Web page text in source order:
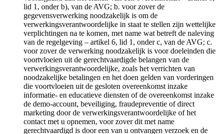
lid 1, onder b), van de AVG; b. voor zover de
gegevensverwerking noodzakelijk is om de
verwerkingsverantwoordelijke in staat te stellen zijn wettelijke
verplichtingen na te komen, met name wat betreft de naleving
van de regelgeving – artikel 6, lid 1, onder c, van de AVG; c.
voor zover de verwerking noodzakelijk is voor doeleinden die
voortvloeien uit de gerechtvaardigde belangen van de
verwerkingsverantwoordelijke, zoals het verrichten van
noodzakelijke betalingen en het doen gelden van vorderingen
die voortvloeien uit de gesloten overeenkomst inzake
informatie- en educatieve diensten of de overeenkomst inzake
de demo-account, beveiliging, fraudepreventie of direct
marketing door de verwerkingsverantwoordelijke of het
contact met u opnemen, voor zover dit met name
gerechtvaardigd is door een van u ontvangen verzoek en de